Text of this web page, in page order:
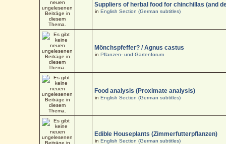
Suppliers of herbal food for chinchillas (and
inEnglish Section (German subtitles)
Mönchspfeffer? / Agnus castus
inPflanzen- und Gartenforum
Food analysis (Proximate analysis)
inEnglish Section (German subtitles)
Edible Houseplants (Zimmerfutterpflanzen)
inEnglish Section (German subtitles)